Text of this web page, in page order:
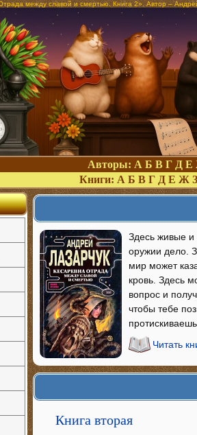
между славой и смертью. Книга 2». Автор –
Авторы: А Б В Г Д Е
Книги: А Б В Г Д Е Ж З
Здесь живые и
оружии дело.
мир может
кровь. Здесь
вопрос и
чтобы тебе
Читать
Книга вторая